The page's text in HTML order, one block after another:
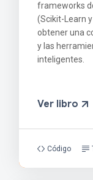
frameworks
(Scikit-Learn
obtener una
y las
inteligentes.
Ver libro
Código